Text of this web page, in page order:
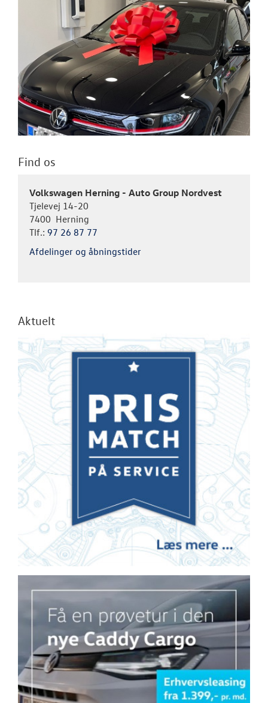
Find os
Volkswagen Herning - Auto Group Nordvest
Tjelevej 14-20
7400 Herning
Tlf.: 97 26 87 77
Afdelinger og åbningstider
Aktuelt